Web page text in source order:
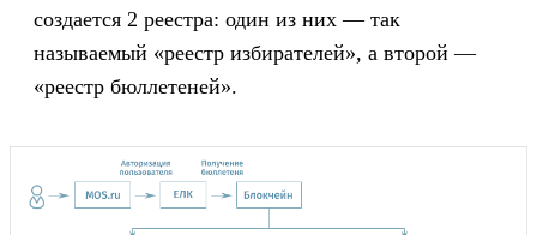
создается 2 реестра: один из них — так
называемый «реестр избирателей», а второй —
«реестр бюллетеней».